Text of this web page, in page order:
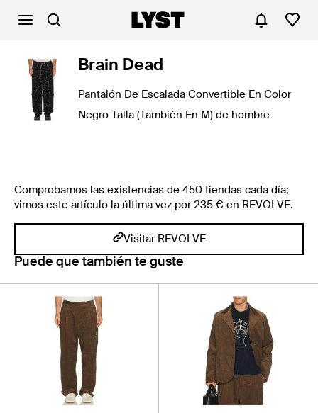
Brain Dead
Pantalón De Escalada Convertible En Color
Negro Talla (También En M) de hombre
Comprobamos las existencias de 450 tiendas cada día;
vimos este artículo la última vez por 235 € en REVOLVE.
Visitar REVOLVE
Puede que también te guste